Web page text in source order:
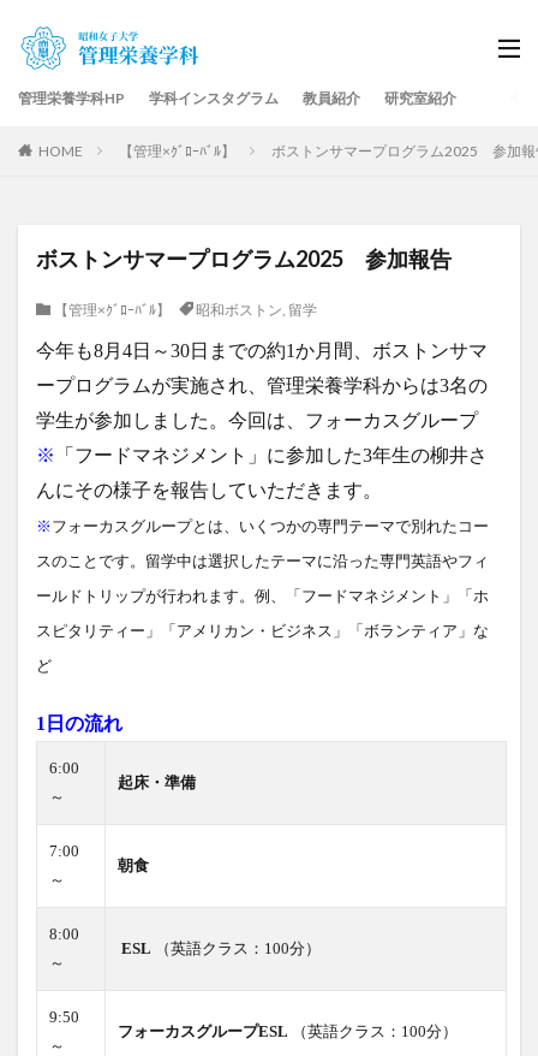
管理栄養学科HP 学科インスタグラム 教員紹介 研究室紹介
HOME 【管理×ｸﾞﾛｰﾊﾞﾙ】 ボストンサマープログラム2025 参加報
ボストンサマープログラム2025 参加報告
【管理×ｸﾞﾛｰﾊﾞﾙ】 昭和ボストン, 留学
今年も8月4日～30日までの約1か月間、ボストンサマ
ープログラムが実施され、管理栄養学科からは3名の
学生が参加しました。今回は、 フォーカスグループ
※
「 フードマネジメント」に参加した3年生の柳井さ
んにその様子を報告していただきます。
※ フォーカスグループとは、いくつかの専門テーマで別れたコー
スのことです。留学中は選択したテーマに沿った専門英語やフィ
ールドトリップが行われます。例、「フードマネジメント」「ホ
スピタリティー」「アメリカン・ビジネス」「ボランティア」な
ど
1日の流れ
6:00
～
起床・準備
7:00
～
朝食
8:00
～
ESL （英語クラス：100分）
9:50
～
フォーカスグループESL （英語クラス：100分）